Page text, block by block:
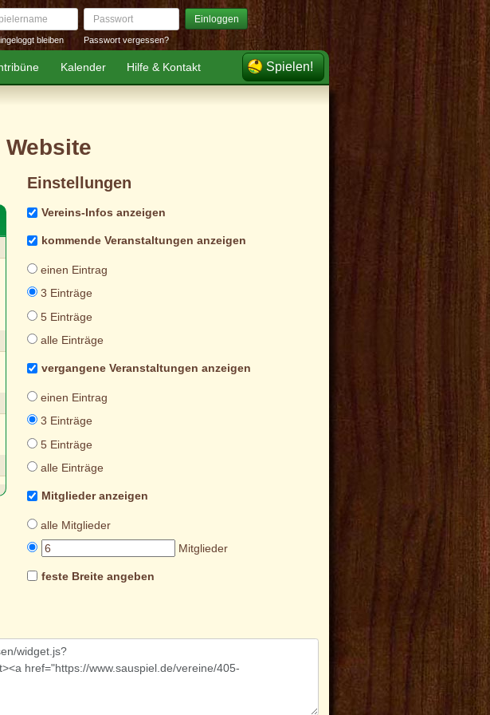
bleiben
Passwort Einloggen
Passwort vergessen?
Kalender Hilfe & Kontakt Spielen!
Einstellungen
Vereins-Infos anzeigen
kommende Veranstaltungen anzeigen
einen Eintrag
3 Einträge
5 Einträge
alle Einträge
vergangene Veranstaltungen anzeigen
einen Eintrag
3 Einträge
5 Einträge
alle Einträge
Mitglieder anzeigen
alle Mitglieder
Mitglieder
feste Breite angeben